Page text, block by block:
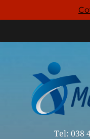
Tel: 038